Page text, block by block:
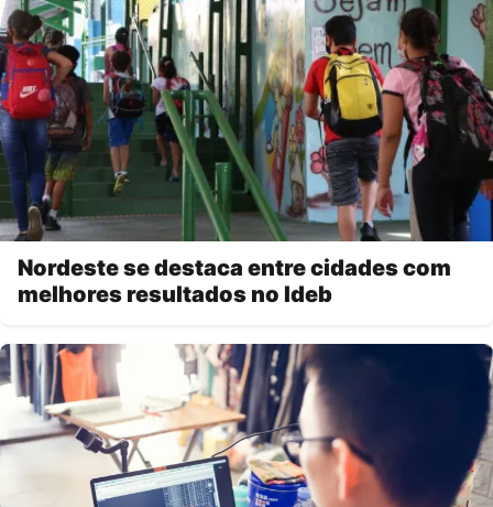
Nordeste se destaca entre cidades com
melhores resultados no Ideb